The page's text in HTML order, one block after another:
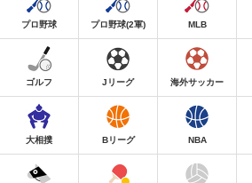
プロ野球 プロ野球(2軍) MLB
ゴルフ Jリーグ 海外サッカー
大相撲 Bリーグ NBA